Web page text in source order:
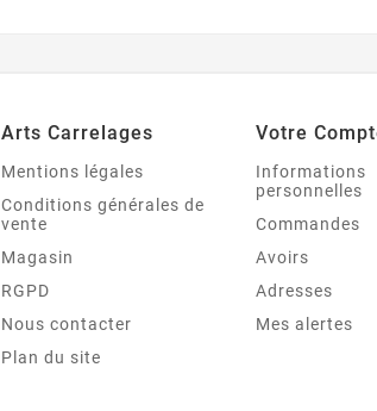
Arts Carrelages
Mentions légales
Conditions générales de
vente
Magasin
RGPD
Nous contacter
Plan du site
Votre
Informations
personnelles
Commandes
Avoirs
Adresses
Mes alertes